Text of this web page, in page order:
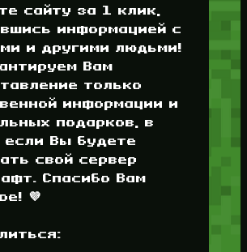
сайту за 1 клик,
информацией с
и другими людьми!
Вам
только
информации и
подарков, в
если Вы будете
свой сервер
Спасибо Вам
💜